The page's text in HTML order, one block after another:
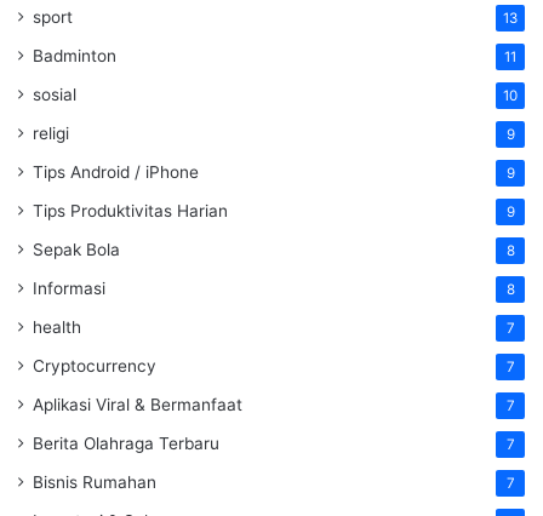
sport 13
Badminton 11
sosial 10
religi 9
Tips Android / iPhone 9
Tips Produktivitas Harian 9
Sepak Bola 8
Informasi 8
health 7
Cryptocurrency 7
Aplikasi Viral & Bermanfaat 7
Berita Olahraga Terbaru 7
Bisnis Rumahan 7